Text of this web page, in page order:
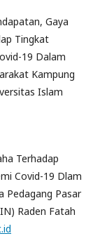
Gaya
Tingkat
19 Dalam
Kampung
Islam
Terhadap
Covid-19 Dlam
Pedagang Pasar
Raden Fatah